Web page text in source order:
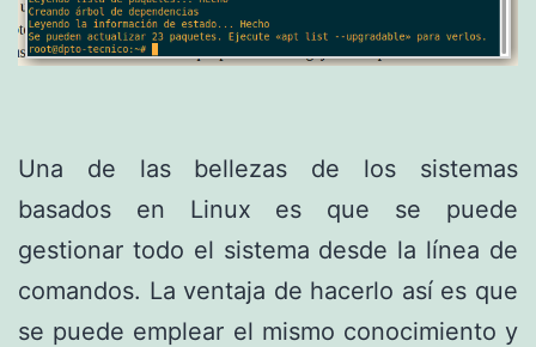
Una de las bellezas de los sistemas
basados ​​en Linux es que se puede
gestionar todo el sistema desde la línea de
comandos. La ventaja de hacerlo así es que
se puede emplear el mismo conocimiento y